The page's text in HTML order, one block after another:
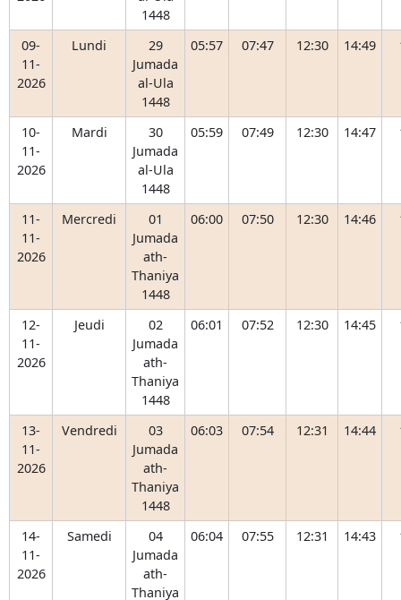
1448
09-
11-
2026
Lundi
29
Jumada
al-Ula
1448
05:57 07:47 12:30 14:49
10-
11-
2026
Mardi
30
Jumada
al-Ula
1448
05:59 07:49 12:30 14:47
11-
11-
2026
Mercredi
01
Jumada
ath-
Thaniya
1448
06:00 07:50 12:30 14:46
12-
11-
2026
Jeudi
02
Jumada
ath-
Thaniya
1448
06:01 07:52 12:30 14:45
13-
11-
2026
Vendredi
03
Jumada
ath-
Thaniya
1448
06:03 07:54 12:31 14:44
14-
11-
2026
Samedi
04
Jumada
ath-
Thaniya
06:04 07:55 12:31 14:43